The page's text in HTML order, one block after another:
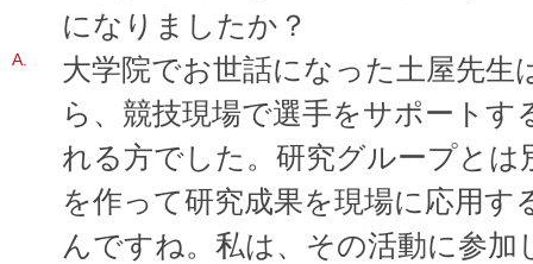
になりましたか？
大学院でお世話になった土屋先生
ら、競技現場で選手をサポート
れる方でした。研究グループと
を作って研究成果を現場に応用
んですね。私は、その活動に参